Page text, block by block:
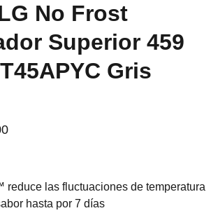
No Frost
Superior 459
Gris
reduce las fluctuaciones de temperatura
hasta por 7 días